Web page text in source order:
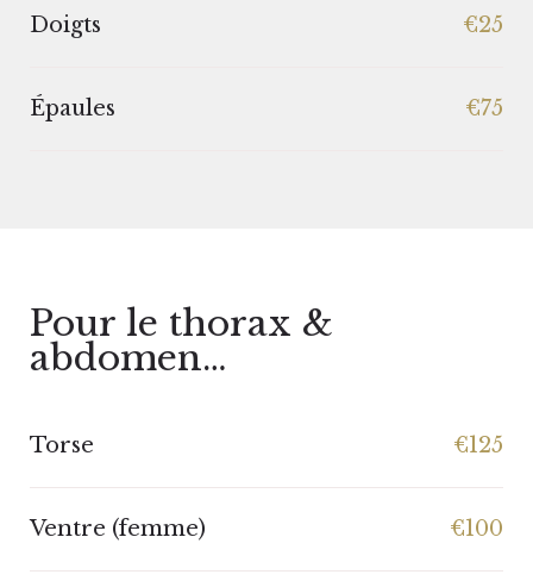
Doigts €25
Épaules €75
Pour le thorax &
abdomen…
Torse €125
Ventre (femme) €100